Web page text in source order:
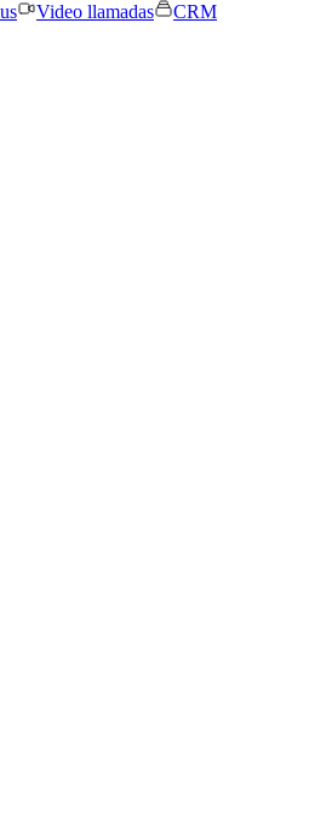
Video llamadas
CRM